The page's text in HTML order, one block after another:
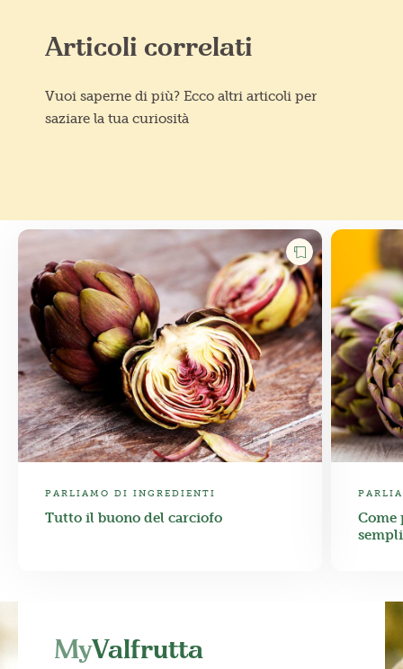
Articoli correlati
Vuoi saperne di più? Ecco altri articoli per
saziare la tua curiosità
PARLIAMO DI INGREDIENTI
Tutto il buono del carciofo
MyValfrutta